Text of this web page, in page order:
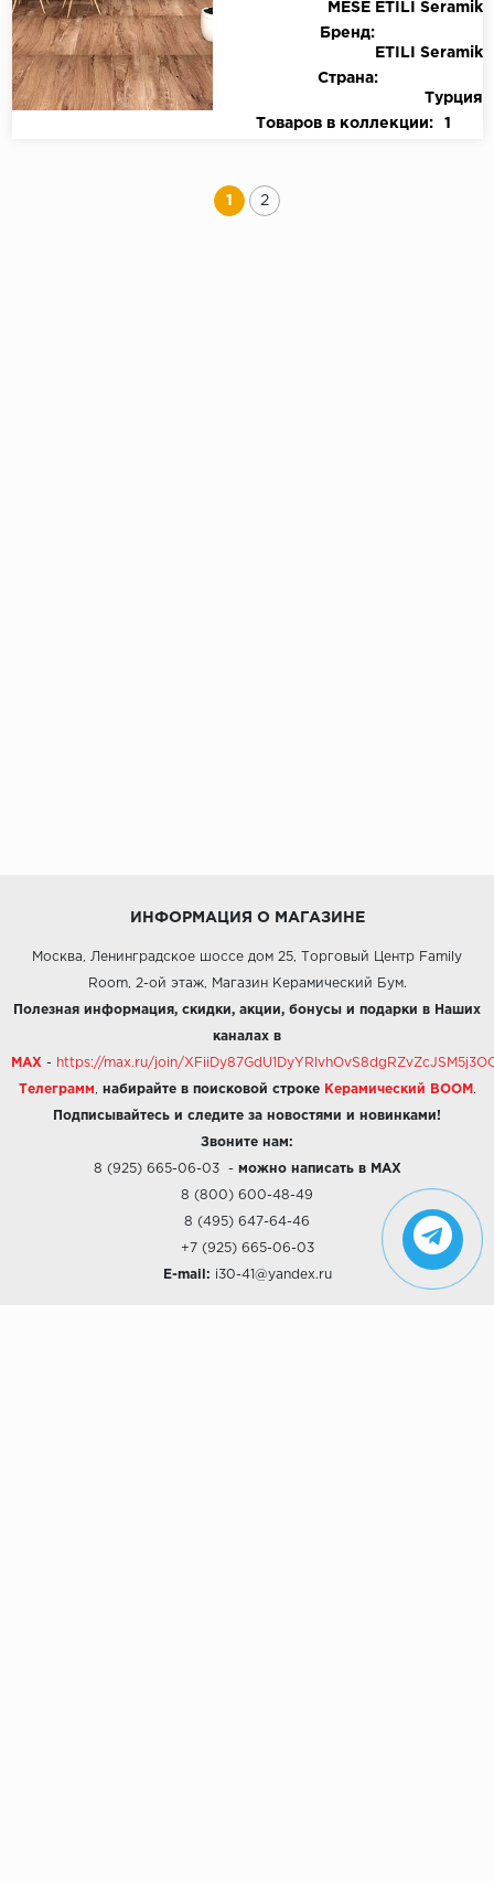
MESE ETILI Seramik
Бренд:
ETILI Seramik
Страна:
Турция
Товаров в коллекции:
1
1 2
ИНФОРМАЦИЯ О МАГАЗИНЕ
Москва, Ленинградское шоссе дом 25, Торговый Центр Family
Room, 2-ой этаж, Магазин Керамический Бум.
Полезная информация, скидки, акции, бонусы и подарки в Наших
каналах в
MAX - https://max.ru/join/
Телеграмм набирайте в поисковой строке Керамический BOOM .
Подписывайтесь и следите за новостями и новинками!
Звоните нам:
8 (925) 665-06-03- можно написать в MAX
8 (800) 600-48-49
8 (495) 647-64-46
+7 (925) 665-06-03
E-mail: i30-41@yandex.ru